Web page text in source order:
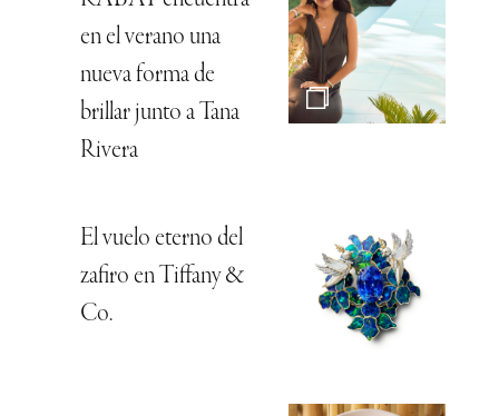
en el verano una
nueva forma de
brillar junto a Tana
Rivera
El vuelo eterno del
zafiro en Tiffany &
Co.